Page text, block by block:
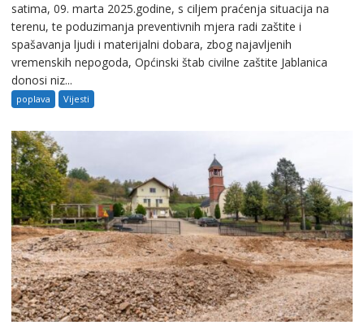
satima, 09. marta 2025.godine, s ciljem praćenja situacija na
terenu, te poduzimanja preventivnih mjera radi zaštite i
spašavanja ljudi i materijalni dobara, zbog najavljenih
vremenskih nepogoda, Općinski štab civilne zaštite Jablanica
donosi niz...
poplava Vijesti